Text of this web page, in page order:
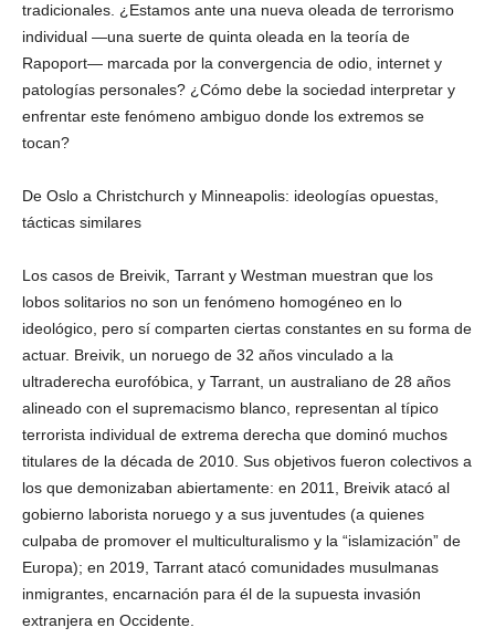
tradicionales. ¿Estamos ante una nueva oleada de terrorismo
individual —una suerte de quinta oleada en la teoría de
Rapoport— marcada por la convergencia de odio, internet y
patologías personales? ¿Cómo debe la sociedad interpretar y
enfrentar este fenómeno ambiguo donde los extremos se
tocan?
De Oslo a Christchurch y Minneapolis: ideologías opuestas,
tácticas similares
Los casos de Breivik, Tarrant y Westman muestran que los
lobos solitarios no son un fenómeno homogéneo en lo
ideológico, pero sí comparten ciertas constantes en su forma de
actuar. Breivik, un noruego de 32 años vinculado a la
ultraderecha eurofóbica, y Tarrant, un australiano de 28 años
alineado con el supremacismo blanco, representan al típico
terrorista individual de extrema derecha que dominó muchos
titulares de la década de 2010. Sus objetivos fueron colectivos a
los que demonizaban abiertamente: en 2011, Breivik atacó al
gobierno laborista noruego y a sus juventudes (a quienes
culpaba de promover el multiculturalismo y la “islamización” de
Europa); en 2019, Tarrant atacó comunidades musulmanas
inmigrantes, encarnación para él de la supuesta invasión
extranjera en Occidente.